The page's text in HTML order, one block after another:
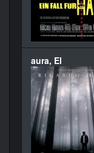
aura, El